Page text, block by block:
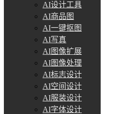
AI设计工具
AI商品图
AI一键抠图
AI写真
AI图像扩展
AI图像处理
AI标志设计
AI空间设计
AI服装设计
AI字体设计